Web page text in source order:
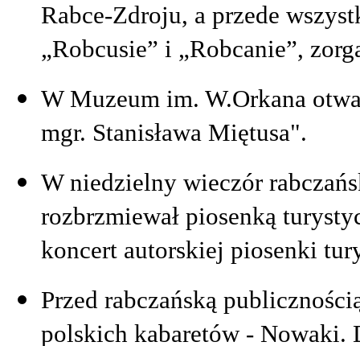
Rabce-Zdroju, a przede
„Robcusie” i „Robcanie”,
W Muzeum im. W.Orkana
mgr. Stanisława Miętusa".
W niedzielny wieczór
rozbrzmiewał piosenką
koncert autorskiej piosenki
Przed rabczańską
polskich kabaretów - Nowaki.